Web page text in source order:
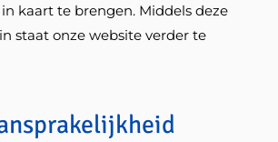
kaart te brengen. Middels deze
staat onze website verder te